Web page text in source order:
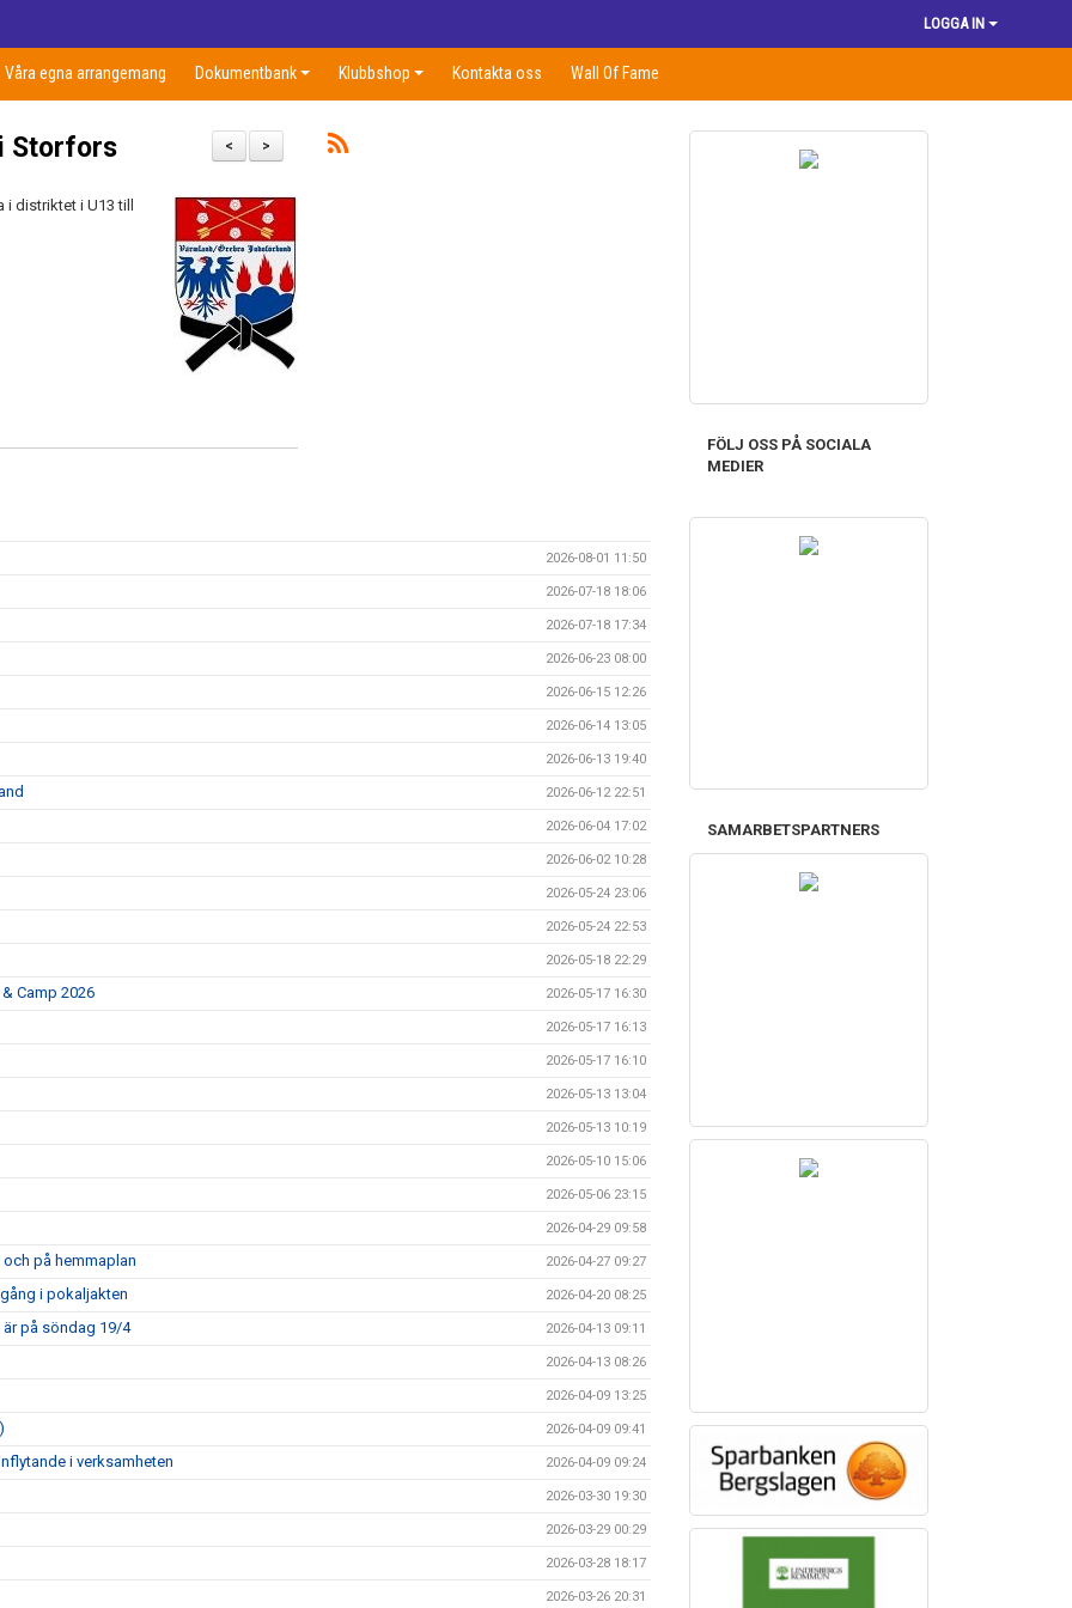
LOGGA IN
Våra egna arrangemang Dokumentbank Klubbshop Kontakta oss Wall Of Fame
>
<
Storfors
distriktet i U13 till
2026-08-01 11:50
2026-07-18 18:06
2026-07-18 17:34
2026-06-23 08:00
2026-06-15 12:26
2026-06-14 13:05
2026-06-13 19:40
2026-06-12 22:51
2026-06-04 17:02
2026-06-02 10:28
2026-05-24 23:06
2026-05-24 22:53
2026-05-18 22:29
Camp 2026 2026-05-17 16:30
2026-05-17 16:13
2026-05-17 16:10
2026-05-13 13:04
2026-05-13 10:19
2026-05-10 15:06
2026-05-06 23:15
2026-04-29 09:58
på hemmaplan 2026-04-27 09:27
i pokaljakten 2026-04-20 08:25
är på söndag 19/4 2026-04-13 09:11
2026-04-13 08:26
2026-04-09 13:25
2026-04-09 09:41
i verksamheten 2026-04-09 09:24
2026-03-30 19:30
2026-03-29 00:29
2026-03-28 18:17
2026-03-26 20:31
FÖLJ OSS PÅ SOCIALA
MEDIER
SAMARBETSPARTNERS